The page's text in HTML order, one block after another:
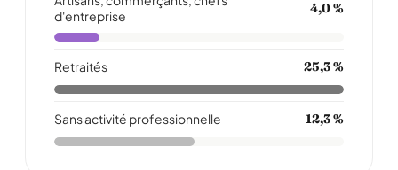
d'entreprise
4,0 %
Retraités 25,3 %
Sans activité professionnelle 12,3 %